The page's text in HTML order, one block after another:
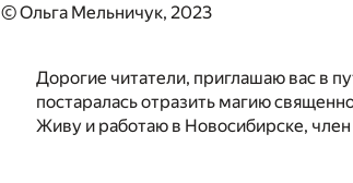
© Ольга Мельничук, 2023
Дорогие читатели, приглашаю вас в
постаралась отразить магию
Живу и работаю в Новосибирске,